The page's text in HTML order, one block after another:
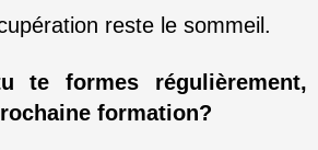
reste le sommeil.
te formes régulièrement,
formation?